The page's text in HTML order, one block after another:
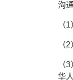
沟
（
（
（
华